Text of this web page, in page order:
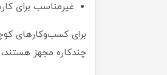
غیرمناسب برای
برای کسب‌وکارهای
چندکاره مجهز